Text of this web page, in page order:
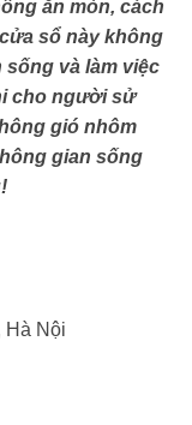
ăn mòn, cách
sổ này không
và làm việc
cho người sử
gió nhôm
gian sống
Hà Nội